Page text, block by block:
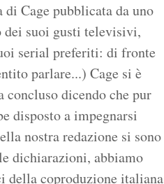
Cage pubblicata da uno
dei suoi gusti televisivi,
serial preferiti: di fronte
parlare...) Cage si è
concluso dicendo che pur
disposto a impegnarsi
nostra redazione si sono
dichiarazioni, abbiamo
della coproduzione italiana